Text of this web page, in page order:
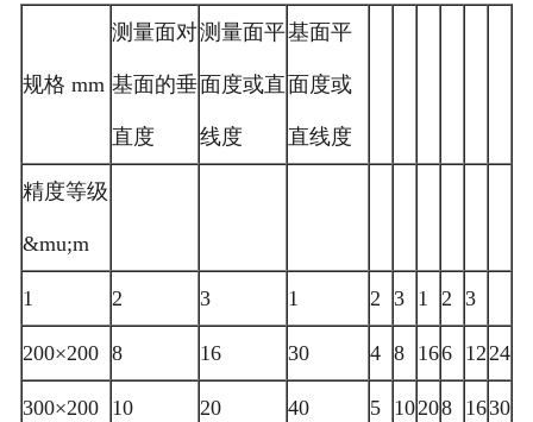
规格 mm
测量面对
基面的垂
直度
测量面平
面度或直
线度
基面平
面度或
直线度
精度等级
&mu;m
1 2 3 1 2 3 1 2 3
200×200 8 16 30 4 8 166 1224
300×200 10 20 40 5 10208 1630